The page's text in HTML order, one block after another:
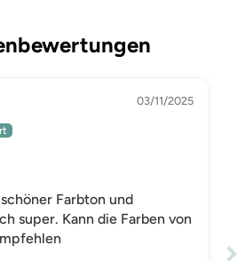
03/11/2025
Farbton und
die Farben von